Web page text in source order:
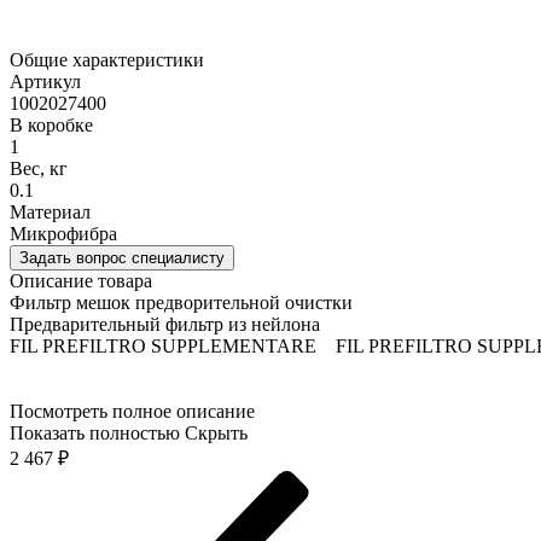
Общие характеристики
Артикул
1002027400
В коробке
1
Вес, кг
0.1
Материал
Микрофибра
Задать вопрос специалисту
Описание товара
Фильтр мешок предворительной очистки
Предварительный фильтр из нейлона
FIL PREFILTRO SUPPLEMENTARE FIL PREFILTRO
Посмотреть полное описание
Показать полностью Скрыть
2 467 ₽